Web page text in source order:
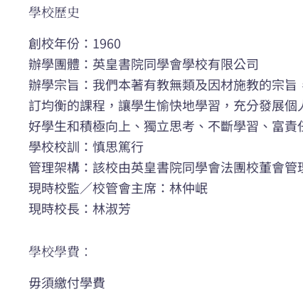
學校歷史
創校年份：1960
辦學團體：英皇書院同學會學校有限公司
辦學宗旨：我們本著有教無類及因材施教的宗
訂均衡的課程，讓學生愉快地學習，充分發展
好學生和積極向上、獨立思考、不斷學習、富責
學校校訓：慎思篤行
管理架構：該校由英皇書院同學會法團校董會管
現時校監／校管會主席：林仲岷
現時校長：林淑芳
學校學費：
毋須繳付學費